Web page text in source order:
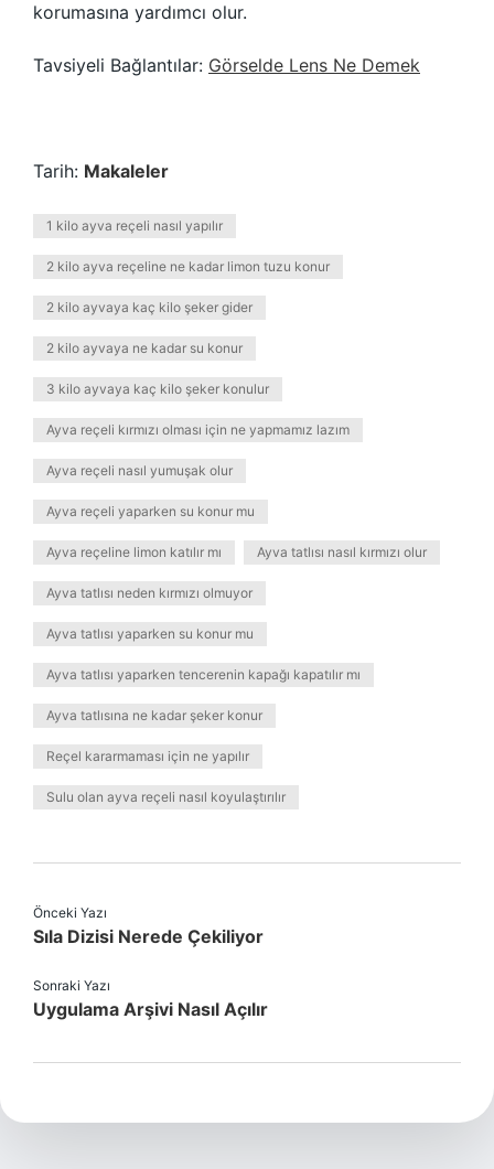
korumasına yardımcı olur.
Tavsiyeli Bağlantılar: Görselde Lens Ne Demek
Tarih: Makaleler
1 kilo ayva reçeli nasıl yapılır
2 kilo ayva reçeline ne kadar limon tuzu konur
2 kilo ayvaya kaç kilo şeker gider
2 kilo ayvaya ne kadar su konur
3 kilo ayvaya kaç kilo şeker konulur
Ayva reçeli kırmızı olması için ne yapmamız lazım
Ayva reçeli nasıl yumuşak olur
Ayva reçeli yaparken su konur mu
Ayva reçeline limon katılır mı Ayva tatlısı nasıl kırmızı olur
Ayva tatlısı neden kırmızı olmuyor
Ayva tatlısı yaparken su konur mu
Ayva tatlısı yaparken tencerenin kapağı kapatılır mı
Ayva tatlısına ne kadar şeker konur
Reçel kararmaması için ne yapılır
Sulu olan ayva reçeli nasıl koyulaştırılır
Önceki Yazı
Sıla Dizisi Nerede Çekiliyor
Sonraki Yazı
Uygulama Arşivi Nasıl Açılır